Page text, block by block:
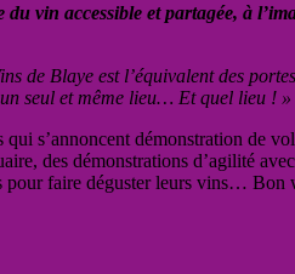
vin accessible et partagée, à
de Blaye est l’équivalent des
seul et même lieu… Et quel lieu ! »
qui s’annoncent démonstration de
des démonstrations d’agilité
pour faire déguster leurs vins… Bon